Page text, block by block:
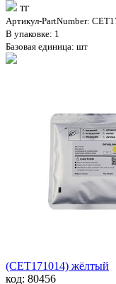
тг
Артикул-PartNumber:
В упаковке: 1
Базовая единица: шт
(CET171014) жёлтый
код: 80456